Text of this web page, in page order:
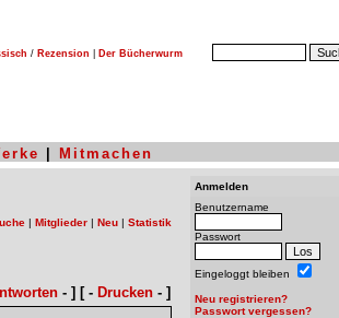
/ Rezension Der Bücherwurm
Mitmachen
| Mitglieder | Neu | Statistik
- ] [ - Drucken - ]
Anmelden
Benutzername
Passwort
Eingeloggt bleiben
Neu registrieren?
Passwort vergessen?